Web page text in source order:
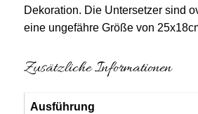
Dekoration. Die Untersetzer sind
eine ungefähre Größe von
Zusätzliche Informationen
Ausführung